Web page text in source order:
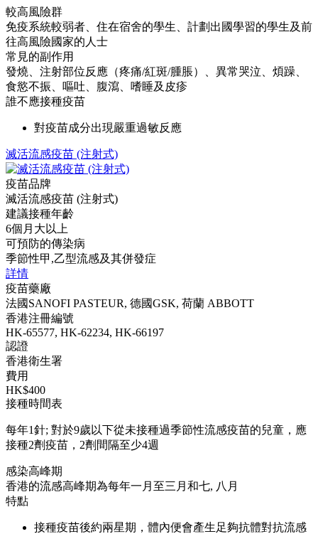
較高風險群
免疫系統較弱者、住在宿舍的學生、計劃出國學習的學生及前
往高風險國家的人士
常見的副作用
發燒、注射部位反應（疼痛/紅斑/腫脹）、異常哭泣、煩躁、
食慾不振、嘔吐、腹瀉、嗜睡及皮疹
誰不應接種疫苗
對疫苗成分出現嚴重過敏反應
滅活流感疫苗 (注射式)
疫苗品牌
滅活流感疫苗 (注射式)
建議接種年齡
6個月大以上
可預防的傳染病
季節性甲,乙型流感及其併發症
詳情
疫苗藥廠
法國SANOFI PASTEUR, 德國GSK, 荷蘭 ABBOTT
香港注冊編號
HK-65577, HK-62234, HK-66197
認證
香港衛生署
費用
HK$400
接種時間表
每年1針; 對於9歲以下從未接種過季節性流感疫苗的兒童，應
接種2劑疫苗，2劑間隔至少4週
感染高峰期
香港的流感高峰期為每年一月至三月和七, 八月
特點
接種疫苗後約兩星期，體內便會產生足夠抗體對抗流感